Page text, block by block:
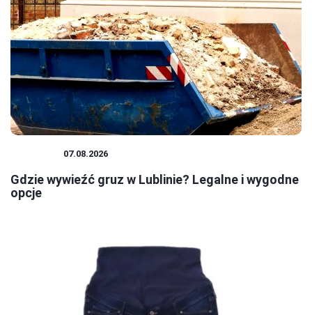
07.08.2026
Gdzie wywieźć gruz w Lublinie? Legalne i wygodne
opcje